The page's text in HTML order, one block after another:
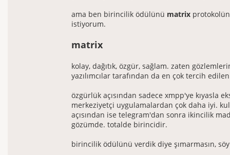
ama ben birincilik ödülünü matrix
istiyorum.
matrix
kolay, dağıtık, özgür, sağlam. zaten
yazılımcılar tarafından da en çok tercih
özgürlük açısından sadece xmpp'ye kıyasla
merkeziyetçi uygulamalardan çok daha iyi.
açısından ise telegram'dan sonra ikincilik
gözümde. totalde birincidir.
birincilik ödülünü verdik diye şımarmasın,